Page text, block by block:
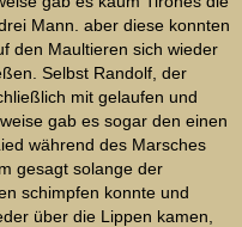
Mann. aber diese konnten
den Maultieren sich wieder
Selbst Randolf, der
mit gelaufen und
gab es sogar den einen
während des Marsches
gesagt solange der
schimpfen konnte und
über die Lippen kamen,